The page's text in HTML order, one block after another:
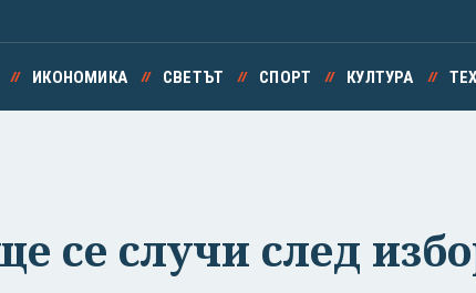
ИКОНОМИКА СВЕТЪТ СПОРТ КУЛТУРА
се случи след